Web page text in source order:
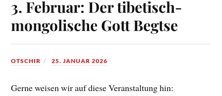
3. Februar: Der tibetisch-
mongolische Gott Begtse
OTSCHIR 25. JANUAR 2026
Gerne weisen wir auf diese Veranstaltung hin: